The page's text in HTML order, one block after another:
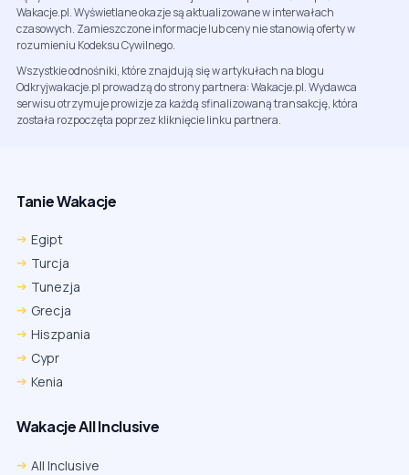
Wakacje.pl. Wyświetlane okazje są aktualizowane w interwałach
czasowych. Zamieszczone informacje lub ceny nie stanowią oferty w
rozumieniu Kodeksu Cywilnego.
Wszystkie odnośniki, które znajdują się w artykułach na blogu
Odkryjwakacje.pl prowadzą do strony partnera: Wakacje.pl. Wydawca
serwisu otrzymuje prowizje za każdą sfinalizowaną transakcję, która
została rozpoczęta poprzez kliknięcie linku partnera.
Tanie Wakacje
Egipt
Turcja
Tunezja
Grecja
Hiszpania
Cypr
Kenia
Wakacje All Inclusive
All Inclusive